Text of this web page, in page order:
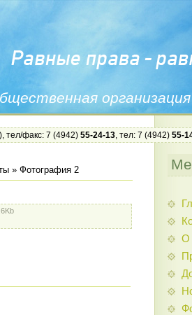
), тел/факс: 7 (4942) 55-24-13, тел: 7 (4942) 55-
» Фотография 2
О